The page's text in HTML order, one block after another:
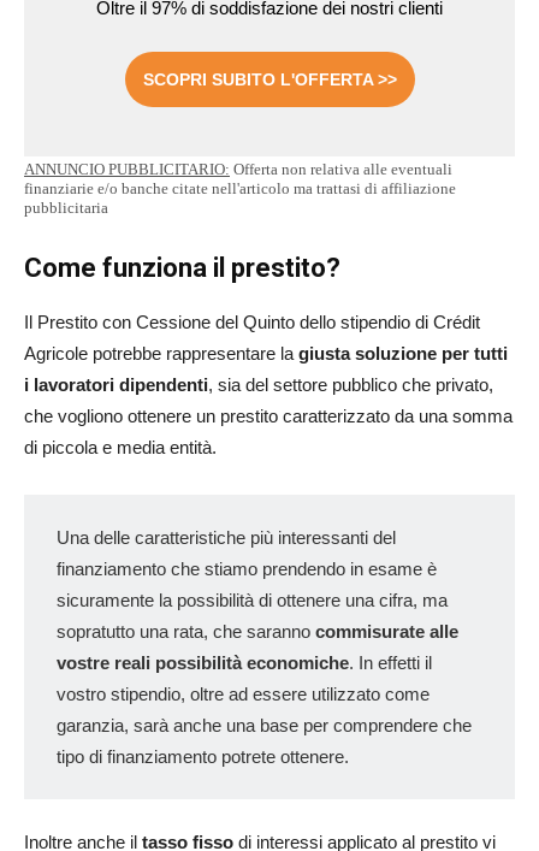
Oltre il 97% di soddisfazione dei nostri clienti
SCOPRI SUBITO L'OFFERTA >>
ANNUNCIO PUBBLICITARIO: Offerta non relativa alle eventuali
finanziarie e/o banche citate nell'articolo ma trattasi di affiliazione
pubblicitaria
Come funziona il prestito?
Il Prestito con Cessione del Quinto dello stipendio di Crédit
Agricole potrebbe rappresentare la giusta soluzione per tutti
i lavoratori dipendenti, sia del settore pubblico che privato,
che vogliono ottenere un prestito caratterizzato da una somma
di piccola e media entità.
Una delle caratteristiche più interessanti del
finanziamento che stiamo prendendo in esame è
sicuramente la possibilità di ottenere una cifra, ma
sopratutto una rata, che saranno commisurate alle
vostre reali possibilità economiche. In effetti il
vostro stipendio, oltre ad essere utilizzato come
garanzia, sarà anche una base per comprendere che
tipo di finanziamento potrete ottenere.
Inoltre anche il tasso fisso di interessi applicato al prestito vi